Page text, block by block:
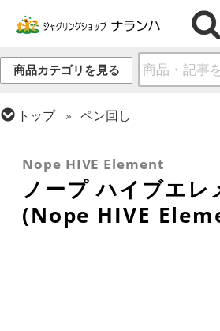
商品カテゴリを見る
トップ
ペン回し
Nope HIVE Element
ノープ ハイブエレ
(Nope HIVE